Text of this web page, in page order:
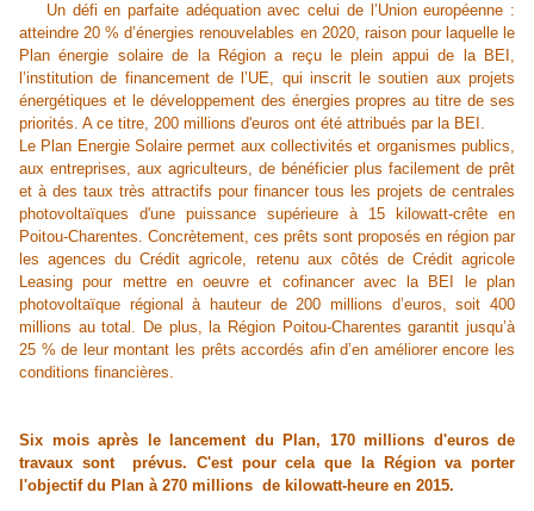
Un défi en parfaite adéquation avec celui de l’Union européenne :
atteindre 20 % d’énergies renouvelables en 2020, raison pour laquelle le
Plan énergie solaire de la Région a reçu le plein appui de la BEI,
l’institution de financement de l’UE, qui inscrit le soutien aux projets
énergétiques et le développement des énergies propres au titre de ses
priorités. A ce titre, 200 millions d'euros ont été attribués par la BEI.
Le Plan Energie Solaire permet aux collectivités et organismes publics,
aux entreprises, aux agriculteurs, de bénéficier plus facilement de prêt
et à des taux très attractifs pour financer tous les projets de centrales
photovoltaïques d'une puissance supérieure à 15 kilowatt-crête en
Poitou-Charentes. Concrètement, ces prêts sont proposés en région par
les agences du Crédit agricole, retenu aux côtés de Crédit agricole
Leasing pour mettre en oeuvre et cofinancer avec la BEI le plan
photovoltaïque régional à hauteur de 200 millions d’euros, soit 400
millions au total. De plus, la Région Poitou-Charentes garantit jusqu’à
25 % de leur montant les prêts accordés afin d’en améliorer encore les
conditions financières.
Six mois après le lancement du Plan, 170 millions d'euros de
travaux sont prévus. C'est pour cela que la Région va porter
l'objectif du Plan à 270 millions de kilowatt-heure en 2015.